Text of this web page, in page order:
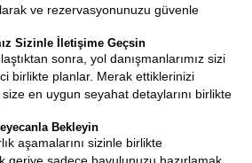
ve rezervasyonunuzu güvenle
Sizinle İletişime Geçsin
sonra, yol danışmanlarımız sizi
birlikte planlar. Merak ettiklerinizi
en uygun seyahat detaylarını birlikte
Bekleyin
aşamalarını sizinle birlikte